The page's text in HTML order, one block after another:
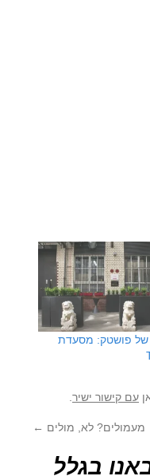
פושטק: מסעדת
עם קישור ישיר
מעמולים? לא, מולים ←
בגלל